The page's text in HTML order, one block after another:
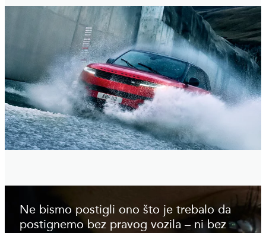
Ne bismo postigli ono što je trebalo da
postignemo bez pravog vozila – ni bez